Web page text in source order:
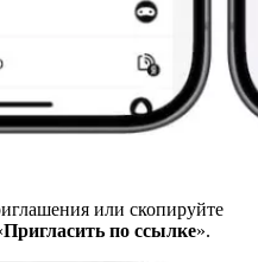
или скопируйте
Пригласить по ссылке».